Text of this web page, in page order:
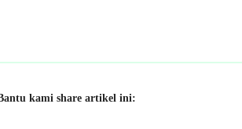
kami share artikel ini: